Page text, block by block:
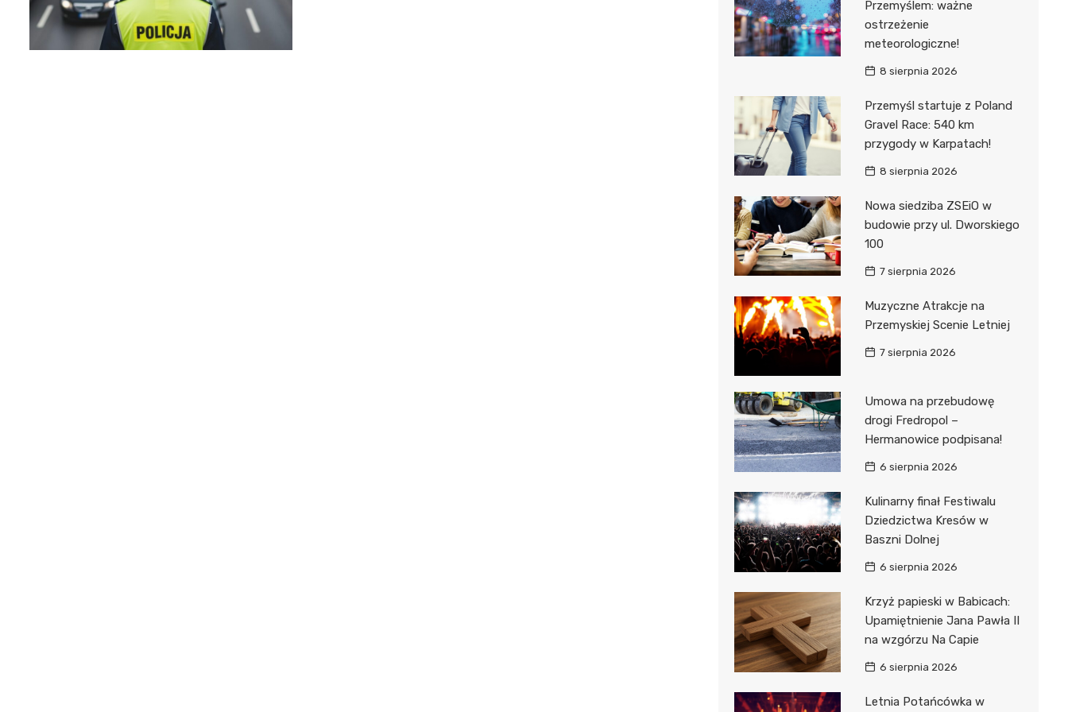
Przemyślem: ważne
ostrzeżenie
meteorologiczne!
8 sierpnia 2026
Przemyśl startuje z Poland
Gravel Race: 540 km
przygody w Karpatach!
8 sierpnia 2026
Nowa siedziba ZSEiO w
budowie przy ul. Dworskiego
100
7 sierpnia 2026
Muzyczne Atrakcje na
Przemyskiej Scenie Letniej
7 sierpnia 2026
Umowa na przebudowę
drogi Fredropol –
Hermanowice podpisana!
6 sierpnia 2026
Kulinarny finał Festiwalu
Dziedzictwa Kresów w
Baszni Dolnej
6 sierpnia 2026
Krzyż papieski w Babicach:
Upamiętnienie Jana Pawła II
na wzgórzu Na Capie
6 sierpnia 2026
Letnia Potańcówka w